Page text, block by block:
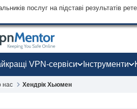
послуг на підставі результатів
VPN-сервіси Інструменти
нас Хендрік Хьюмен